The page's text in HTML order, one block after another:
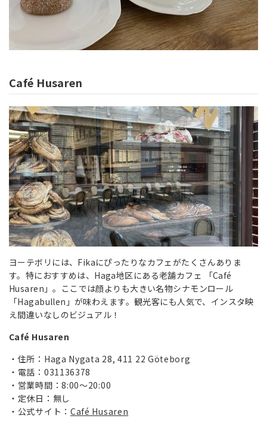
Café Husaren
ヨーテボリには、Fikaにぴったりなカフェがたくさんありま
す。特におすすめは、Haga地区にある老舗カフェ 「Café
Husaren」。ここでは顔よりも大きい名物シナモンロール
「Hagabullen」が味わえます。観光客にも人気で、インスタ映
え間違いなしのビジュアル！
Café Husaren
住所：Haga Nygata 28, 411 22 Göteborg
電話：031136378
営業時間：8:00～20:00
定休日：無し
公式サイト： Café Husaren